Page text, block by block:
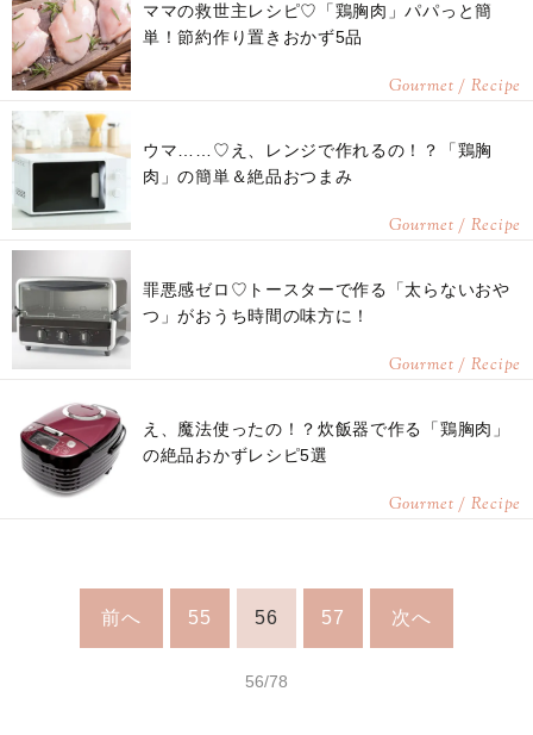
ママの救世主レシピ♡「鶏胸肉」パパっと簡
単！節約作り置きおかず5品
Gourmet / Recipe
ウマ……♡え、レンジで作れるの！？「鶏胸
肉」の簡単＆絶品おつまみ
Gourmet / Recipe
罪悪感ゼロ♡トースターで作る「太らないおや
つ」がおうち時間の味方に！
Gourmet / Recipe
え、魔法使ったの！？炊飯器で作る「鶏胸肉」
の絶品おかずレシピ5選
Gourmet / Recipe
前へ 55 56 57 次へ
56/78